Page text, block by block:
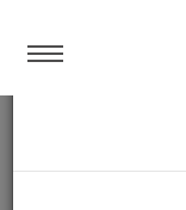
Аксессуары для
Фильтр для
Язык